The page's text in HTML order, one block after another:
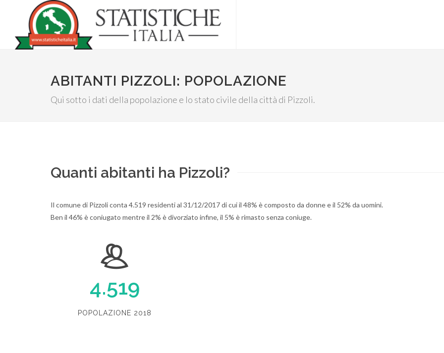
ABITANTI PIZZOLI: POPOLAZIONE
Qui sotto i dati della popolazione e lo stato civile della città di Pizzoli.
Quanti abitanti ha Pizzoli?
Il comune di Pizzoli conta 4.519 residenti al 31/12/2017 di cui il 48% è composto da donne e il 52% da uomini.
Ben il 46% è coniugato mentre il 2% è divorziato infine, il 5% è rimasto senza coniuge.
4.519
POPOLAZIONE 2018